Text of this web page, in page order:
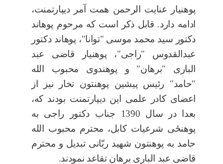
پوهنیار عنایت الرحمن همت آمر دیپارتمنت،
ادامه دارد. قابل ذکر است که مرحوم پوهاند
دکتور سید محمد موسی "توانا"، پوهاند دکتور
عبدالقدوس "راجی"، پوهنیار قاضی عبد
الباری "برهان" و پوهندوی محبوب الله
"حامد" رئیس پیشین پوهنتون تخار نیز از
اعضای کادر علمی این دیپارتمنت بودند که،
بعدا در سال 1390 جناب دکتور راجی به
پوهنځی شرعیات کابل، محترم محبوب الله
حامد به پوهنتون شهید ربّانی تبدیل و محترم
قاضی عبد الباری برهان تقاعد نمودند.